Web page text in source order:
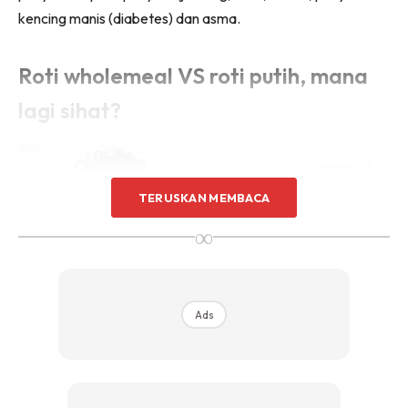
kencing manis (diabetes) dan asma.
Roti wholemeal VS roti putih, mana
lagi sihat?
TERUSKAN MEMBACA
∞
Ads